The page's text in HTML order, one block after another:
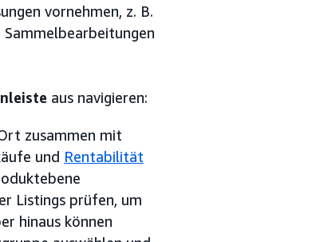
vornehmen, z. B.
aus navigieren:
zusammen mit
und Rentabilität
Listings prüfen, um
hinaus können